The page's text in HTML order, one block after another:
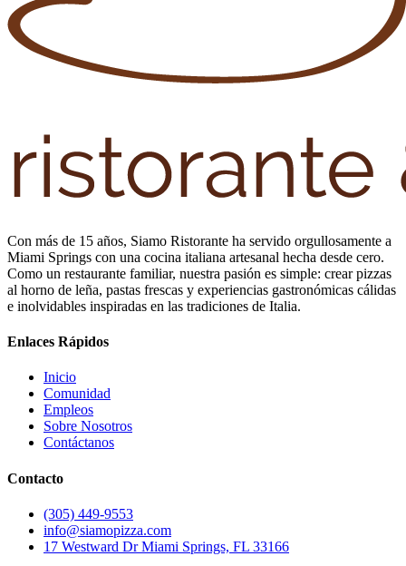
Con más de 15 años, Siamo Ristorante ha servido orgullosamente a
Miami Springs con una cocina italiana artesanal hecha desde cero.
Como un restaurante familiar, nuestra pasión es simple: crear pizzas
al horno de leña, pastas frescas y experiencias gastronómicas cálidas
e inolvidables inspiradas en las tradiciones de Italia.
Enlaces Rápidos
Inicio
Comunidad
Empleos
Sobre Nosotros
Contáctanos
Contacto
(305) 449-9553
info@siamopizza.com
17 Westward Dr Miami Springs, FL 33166